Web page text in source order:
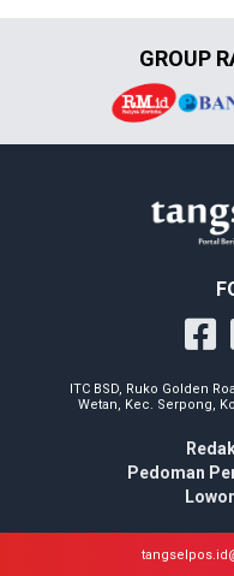
GROUP
ITC BSD, Ruko Golden
Wetan, Kec. Serpong,
Pedoman